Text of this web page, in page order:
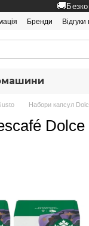
🚚
Бренди
Набори капсул